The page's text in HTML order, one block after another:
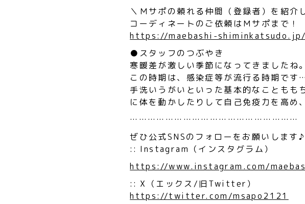
＼Ｍサポの頼れる仲間（登録者）を紹介
コーディネートのご依頼はＭサポまで！
https://maebashi-
●スタッフのつぶやき
寒暖差が激しい季節になってきましたね。
この時期は、感染症等が流行る時期で
手洗いうがいといった基本的なことも
に体を動かしたりして自己免疫力を高め
…………………………………………………
ぜひ公式SNSのフォローをお願いします♪
:: Instagram（インスタグラム）
https://www.instagram.com/
:: X（エックス/旧Twitter）
https://twitter.com/msapo2121